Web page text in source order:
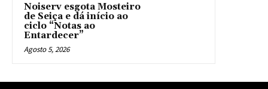
Noiserv esgota Mosteiro
de Seiça e dá início ao
ciclo “Notas ao
Entardecer”
Agosto 5, 2026